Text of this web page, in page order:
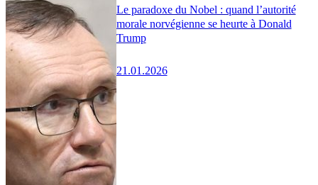
Le paradoxe du Nobel : quand l’autorité
morale norvégienne se heurte à Donald
Trump
21.01.2026